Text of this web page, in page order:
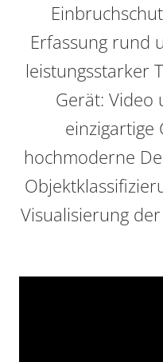
Erfassung rund
leistungsstarker
Gerät: Video
einzigartige
hochmoderne
Visualisierung